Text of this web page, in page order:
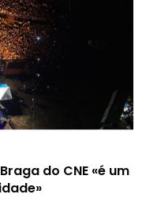
do CNE «é um